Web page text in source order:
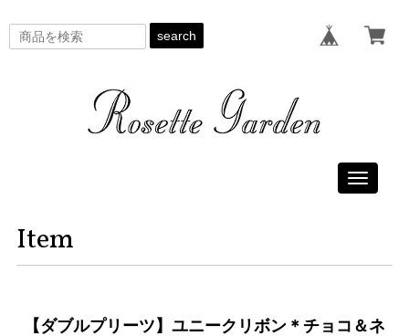
search
Toggle
Item
【ダブルプリーツ】ユニークリボン＊チョコ＆ネ